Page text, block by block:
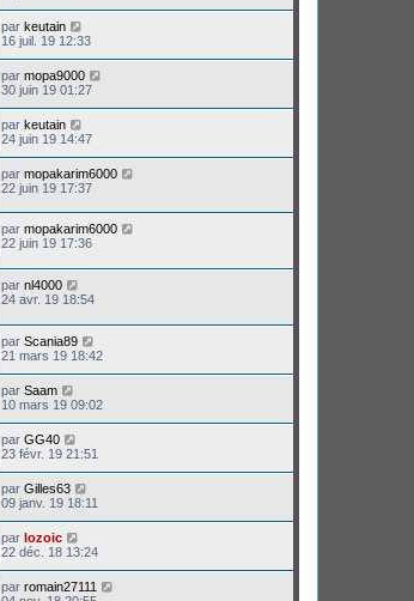
par keutain
16 juil. 19 12:33
par mopa9000
30 juin 19 01:27
par keutain
24 juin 19 14:47
par mopakarim6000
22 juin 19 17:37
par mopakarim6000
22 juin 19 17:36
par nl4000
24 avr. 19 18:54
par Scania89
21 mars 19 18:42
par Saam
10 mars 19 09:02
par GG40
23 févr. 19 21:51
par Gilles63
09 janv. 19 18:11
par lozoic
22 déc. 18 13:24
par romain27111